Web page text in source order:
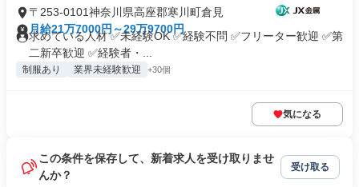
〒253-0101神奈川県高座郡寒川町倉見
月給21万7000円～29万9700円
求めている人材 ✅未経験OK ✅経験不問 ✅フリーター歓迎 ✅第
二新卒歓迎 ✅経験者・...
制服あり 業界未経験歓迎 +30個
気になる
この条件を保存して、新着求人を受け取りませ
んか？
受け取る